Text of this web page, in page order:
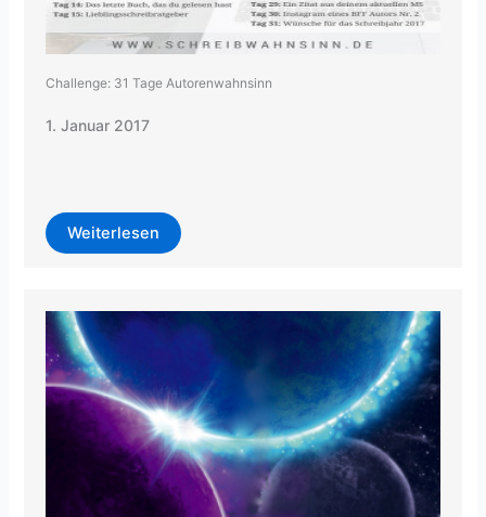
Challenge: 31 Tage Autorenwahnsinn
1. Januar 2017
Weiterlesen